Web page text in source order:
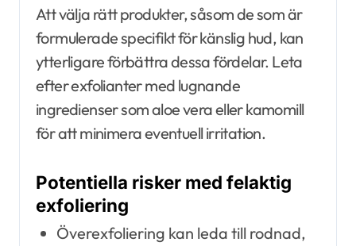
Att välja rätt produkter, såsom de som är
formulerade specifikt för känslig hud, kan
ytterligare förbättra dessa fördelar. Leta
efter exfolianter med lugnande
ingredienser som aloe vera eller kamomill
för att minimera eventuell irritation.
Potentiella risker med felaktig
exfoliering
Överexfoliering kan leda till rodnad,